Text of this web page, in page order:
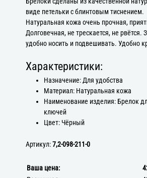
виде петельки с блинтовым тиснением.
Натуральная кожа очень прочная,
Долговечная, не трескается, не рвётся.
удобно носить и подвешивать. Удобно
Характеристики:
Назначение: Для удобства
Материал: Натуральная кожа
Наименование изделия: Брелок
ключей
Цвет: Чёрный
Артикул:7,2-098-211-0
Ваша цена: